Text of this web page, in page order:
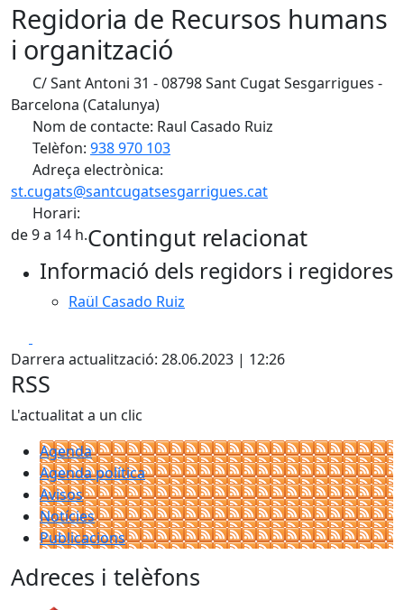
Regidoria de Recursos humans
i organització
C/ Sant Antoni 31 - 08798 Sant Cugat Sesgarrigues -
Barcelona (Catalunya)
Nom de contacte: Raul Casado Ruiz
Telèfon: 938 970 103
Adreça electrònica:
st.cugats@santcugatsesgarrigues.cat
Horari:
de 9 a 14 h.Contingut relacionat
Informació dels regidors i regidores
Raül Casado Ruiz
Darrera actualització: 28.06.2023 | 12:26
RSS
L'actualitat a un clic
Agenda
Agenda política
Avisos
Notícies
Publicacions
Adreces i telèfons